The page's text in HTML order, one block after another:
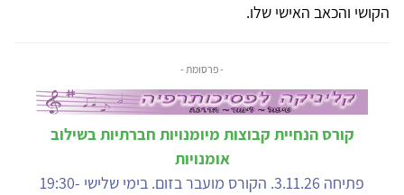
הקושי והכאב האישי שלו.
- פרסומת -
קורס הנחיית קבוצות מיומנויות חברתיות בשילוב
אומנויות
פתיחה 3.11.26. הקורס מועבר בזום. בימי שלישי 19:30-